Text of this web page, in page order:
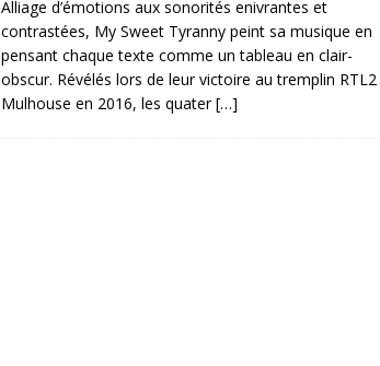
Alliage d’émotions aux sonorités enivrantes et
contrastées, My Sweet Tyranny peint sa musique en
pensant chaque texte comme un tableau en clair-
obscur. Révélés lors de leur victoire au tremplin RTL2
Mulhouse en 2016, les quater[…]